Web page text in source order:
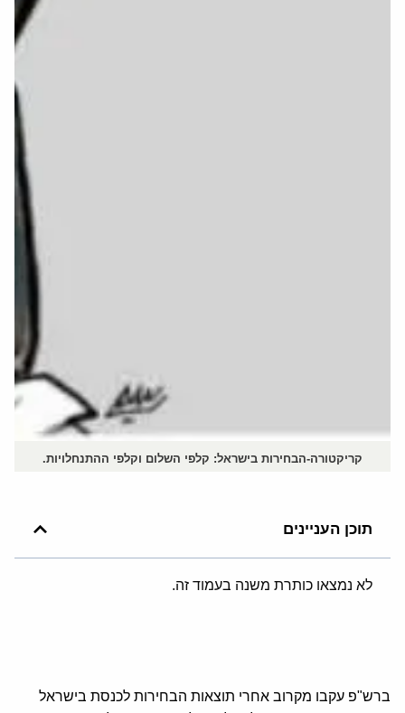
קריקטורה-הבחירות בישראל: קלפי השלום וקלפי ההתנחלויות.
תוכן העניינים
לא נמצאו כותרת משנה בעמוד זה.
ברש"פ עקבו מקרוב אחרי תוצאות הבחירות לכנסת בישראל